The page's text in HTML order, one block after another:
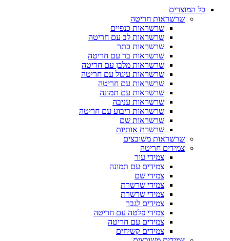
כל המוצרים
שרשראות חריטה
שרשראות כנפיים
שרשראות לב עם חריטה
שרשראות כתר
שרשראות בר עם חריטה
שרשראות מלבן עם חריטה
שרשראות עיגול עם חריטה
שרשראות עם חריטה
שרשראות עם תמונה
שרשראות עניבה
שרשראות ריבוע עם חריטה
שרשראות שם
שרשרת אותיות
שרשראות משובצים
צמידים חריטה
צמידי עור
צמידים עם תמונה
צמידי שם
צמידי שרשרת
צמידי שרשרת
צמידים לגבר
צמידי פלטה עם חריטה
צמידים עם חריטה
צמידים קשיחים